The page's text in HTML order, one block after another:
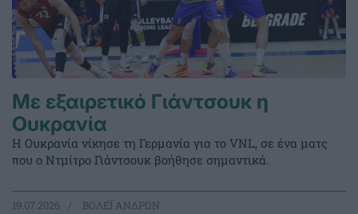
Με εξαιρετικό Γιάντσουκ η
Ουκρανία
Η Ουκρανία νίκησε τη Γερμανία για το VNL, σε ένα ματς
που ο Ντμίτρο Γιάντσουκ βοήθησε σημαντικά.
19.07.2026 ΒΟΛΕΪ ΑΝΔΡΩΝ